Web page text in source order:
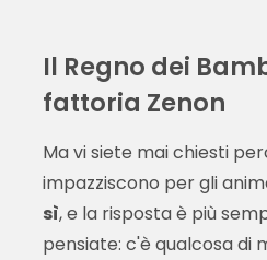
Il Regno dei
fattoria Zenon
Ma vi siete mai chiesti
impazziscono per gli
sì, e la risposta è più
pensiate: c'è qualcosa di